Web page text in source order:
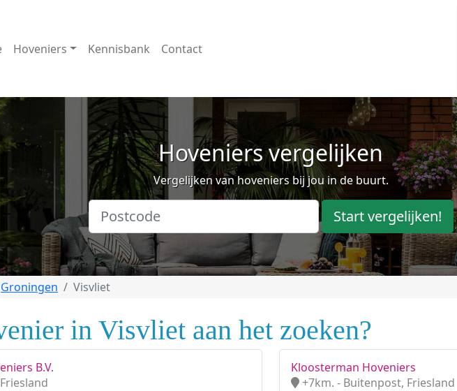
Hoveniers Kennisbank Contact
Hoveniers vergelijken
Vergelijken van hoveniers bij jou in de buurt.
Start vergelijken!
Groningen Visvliet
in Visvliet aan het zoeken?
B.V.
Kloosterman Hoveniers
+7km. - Buitenpost, Friesland